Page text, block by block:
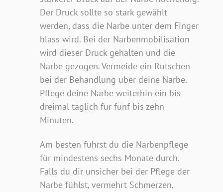
Der Druck sollte so stark gewählt
werden, dass die Narbe unter dem Finger
blass wird. Bei der Narbenmobilisation
wird dieser Druck gehalten und die
Narbe gezogen. Vermeide ein Rutschen
bei der Behandlung über deine Narbe.
Pflege deine Narbe weiterhin ein bis
dreimal täglich für fünf bis zehn
Minuten.
Am besten führst du die Narbenpflege
für mindestens sechs Monate durch.
Falls du dir unsicher bei der Pflege der
Narbe fühlst, vermehrt Schmerzen,